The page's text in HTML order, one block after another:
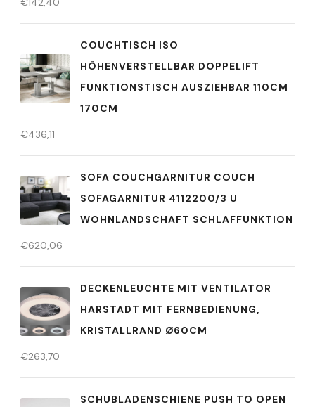
COUCHTISCH ISO
HÖHENVERSTELLBAR DOPPELIFT
FUNKTIONSTISCH AUSZIEHBAR 110CM
170CM
€436,11
SOFA COUCHGARNITUR COUCH
SOFAGARNITUR 4112200/3 U
WOHNLANDSCHAFT SCHLAFFUNKTION
€620,06
DECKENLEUCHTE MIT VENTILATOR
HARSTADT MIT FERNBEDIENUNG,
KRISTALLRAND Ø60CM
€263,70
SCHUBLADENSCHIENE PUSH TO OPEN